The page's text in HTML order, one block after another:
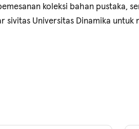
koleksi bahan pustaka,
sivitas Universitas Dinamika